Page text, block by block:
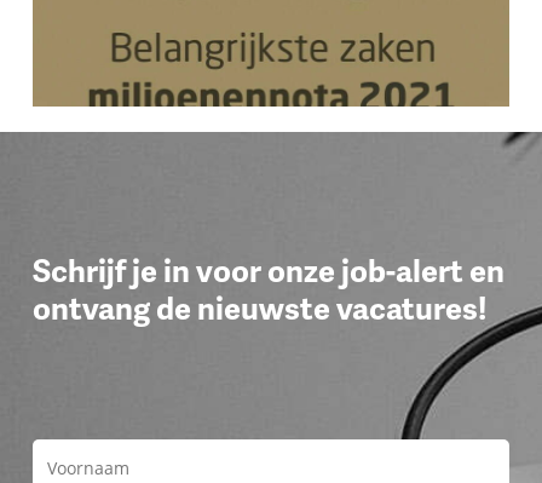
Schrijf je in voor onze job-alert en
ontvang de nieuwste vacatures!